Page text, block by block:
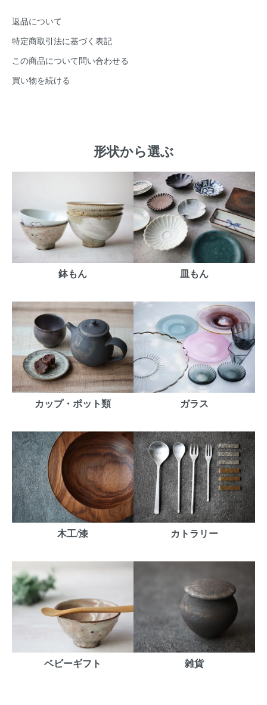
返品について
特定商取引法に基づく表記
この商品について問い合わせる
買い物を続ける
形状から選ぶ
鉢もん 皿もん
カップ・ポット類 ガラス
木工/漆 カトラリー
ベビーギフト 雑貨